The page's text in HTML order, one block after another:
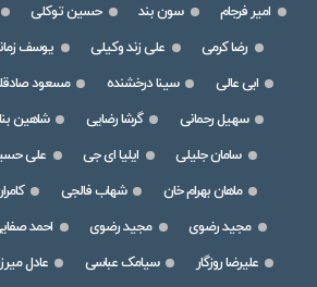
امیر فرجام
سون بند حسین توکلی
رضا کرمی
علی زند وکیلی یوسف
ابی عالی
سینا درخشنده مسعود
سهیل رحمانی
گرشا رضایی شاهین
سامان جلیلی
ایلیا ای جی علی
ماهان بهرام خان
شهاب فالجی
مجید رضوی
مجید رضوی احمد
علیرضا روزگار
سیامک عباسی عادل